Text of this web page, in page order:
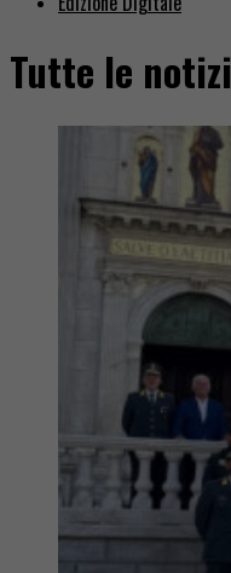
Tutte le